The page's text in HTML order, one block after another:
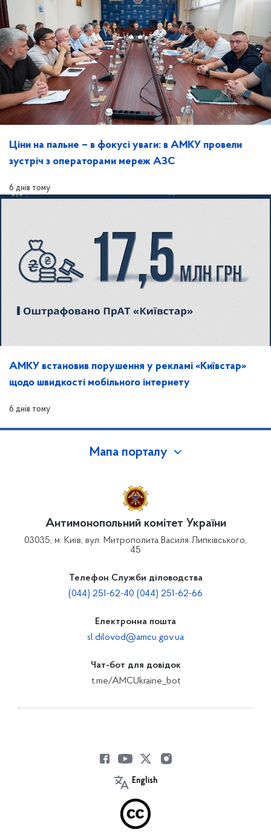
Ціни на пальне – в фокусі уваги: в АМКУ провели
зустріч з операторами мереж АЗС
6 днів тому
АМКУ встановив порушення у рекламі «Київстар»
щодо швидкості мобільного інтернету
6 днів тому
Мапа порталу
Антимонопольний комітет України
03035, м. Київ, вул. Митрополита Василя Липківського,
45
Телефон Служби діловодства
(044) 251-62-40 (044) 251-62-66
Електронна пошта
sl.dilovod@amcu.gov.ua
Чат-бот для довідок
t.me/AMCUkraine_bot
English